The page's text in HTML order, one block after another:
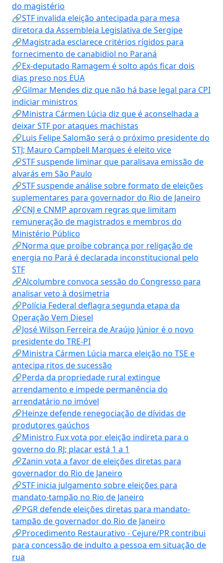
do magistério
🔗STF invalida eleição antecipada para mesa
diretora da Assembleia Legislativa de Sergipe
🔗Magistrada esclarece critérios rígidos para
fornecimento de canabidiol no Paraná
🔗Ex-deputado Ramagem é solto após ficar dois
dias preso nos EUA
🔗Gilmar Mendes diz que não há base legal para CPI
indiciar ministros
🔗Ministra Cármen Lúcia diz que é aconselhada a
deixar STF por ataques machistas
🔗Luis Felipe Salomão será o próximo presidente do
STJ; Mauro Campbell Marques é eleito vice
🔗STF suspende liminar que paralisava emissão de
alvarás em São Paulo
🔗STF suspende análise sobre formato de eleições
suplementares para governador do Rio de Janeiro
🔗CNJ e CNMP aprovam regras que limitam
remuneração de magistrados e membros do
Ministério Público
🔗Norma que proíbe cobrança por religação de
energia no Pará é declarada inconstitucional pelo
STF
🔗Alcolumbre convoca sessão do Congresso para
analisar veto à dosimetria
🔗Polícia Federal deflagra segunda etapa da
Operação Vem Diesel
🔗José Wilson Ferreira de Araújo Júnior é o novo
presidente do TRE-PI
🔗Ministra Cármen Lúcia marca eleição no TSE e
antecipa ritos de sucessão
🔗Perda da propriedade rural extingue
arrendamento e impede permanência do
arrendatário no imóvel
🔗Heinze defende renegociação de dívidas de
produtores gaúchos
🔗Ministro Fux vota por eleição indireta para o
governo do RJ; placar está 1 a 1
🔗Zanin vota a favor de eleições diretas para
governador do Rio de Janeiro
🔗STF inicia julgamento sobre eleições para
mandato-tampão no Rio de Janeiro
🔗PGR defende eleições diretas para mandato-
tampão de governador do Rio de Janeiro
🔗Procedimento Restaurativo - Cejure/PR contribui
para concessão de indulto a pessoa em situação de
rua